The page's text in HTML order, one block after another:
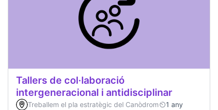
Tallers de col·laboració
intergeneracional i antidisciplinar
Treballem el pla estratègic del Canòdrom
1 any